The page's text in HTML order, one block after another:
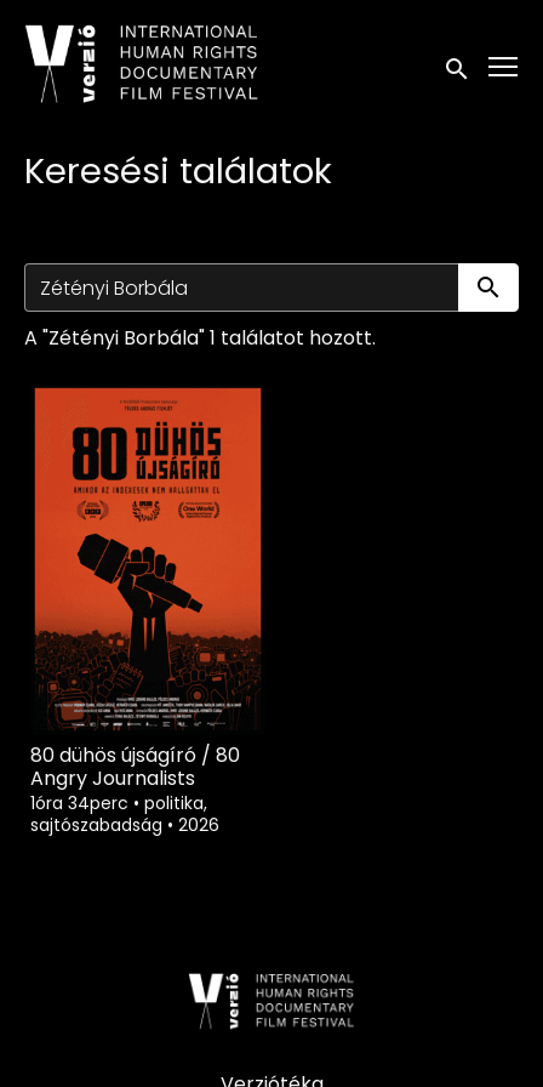
Kisegítő lehetőségek linkek
Keresés
Keresési találatok
A "Zétényi Borbála" 1 találatot hozott.
80 dühös újságíró / 80
Angry Journalists
1óra 34perc • politika,
sajtószabadság • 2026